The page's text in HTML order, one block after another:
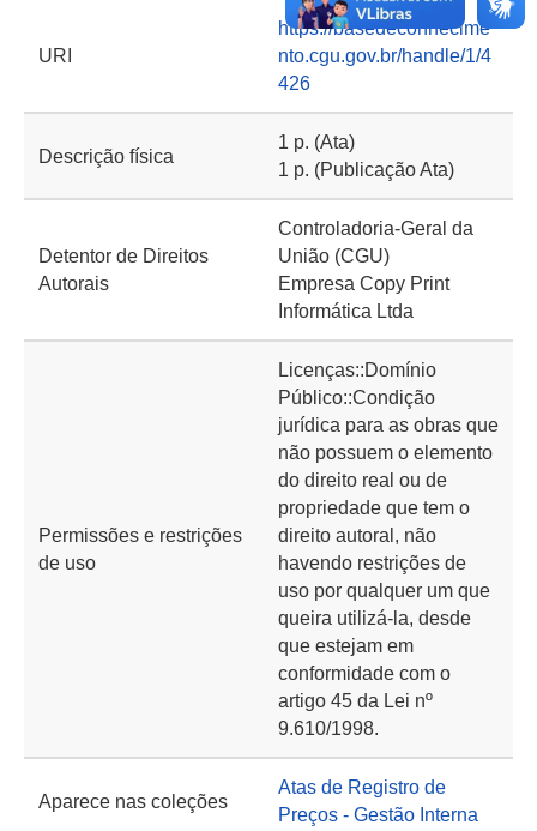
URI
https://basedeconhecime
nto.cgu.gov.br/handle/1/4
426
Descrição física
1 p. (Ata)
1 p. (Publicação Ata)
Detentor de Direitos
Autorais
Controladoria-Geral da
União (CGU)
Empresa Copy Print
Informática Ltda
Permissões e restrições
de uso
Licenças::Domínio
Público::Condição
jurídica para as obras que
não possuem o elemento
do direito real ou de
propriedade que tem o
direito autoral, não
havendo restrições de
uso por qualquer um que
queira utilizá-la, desde
que estejam em
conformidade com o
artigo 45 da Lei nº
9.610/1998.
Aparece nas coleções
Atas de Registro de
Preços - Gestão Interna